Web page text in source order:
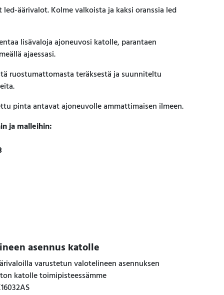
äärivalot. Kolme valkoista ja kaksi oranssia led
lisävaloja ajoneuvosi katolle, parantaen
ajaessasi.
ruostumattomasta teräksestä ja suunniteltu
pinta antavat ajoneuvolle ammattimaisen ilmeen.
ja malleihin:
asennus katolle
varustetun valotelineen asennuksen
katolle toimipisteessämme